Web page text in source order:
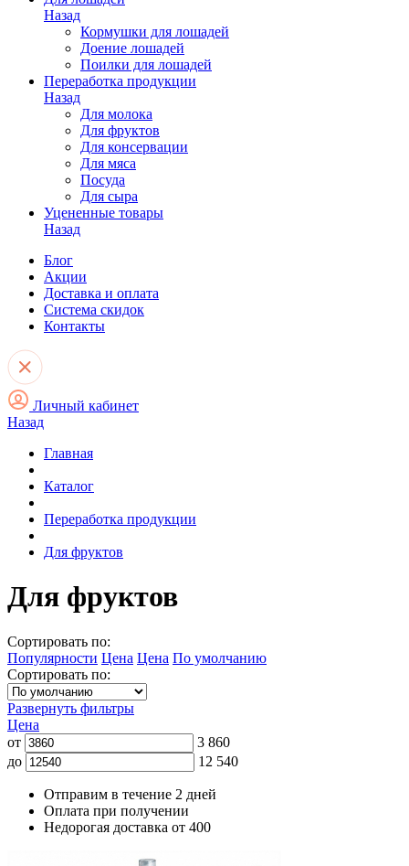
Назад
Кормушки для лошадей
Доение лошадей
Поилки для лошадей
Переработка продукции
Назад
Для молока
Для фруктов
Для консервации
Для мяса
Посуда
Для сыра
Уцененные товары
Назад
Блог
Акции
Доставка и оплата
Система скидок
Контакты
Личный кабинет
Назад
Главная
Каталог
Переработка продукции
Для фруктов
Для фруктов
Сортировать по:
Популярности Цена Цена По умолчанию
Сортировать по:
Развернуть фильтры
Цена
от
3 860
до
12 540
Отправим в течение 2 дней
Оплата при получении
Недорогая доставка от 400